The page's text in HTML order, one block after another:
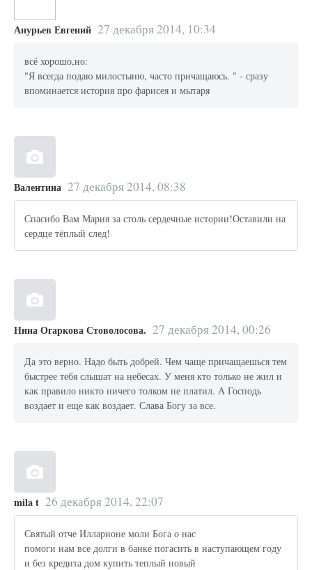
Анурьев Евгений 27 декабря 2014, 10:34
всё хорошо,но:
"Я всегда подаю милостыню, часто причащаюсь. " - сразу
впоминается история про фарисея и мытаря
Валентина 27 декабря 2014, 08:38
Спасибо Вам Мария за столь сердечные истории!Оставили на
сердце тёплый след!
Нина Огаркова Стоволосова. 27 декабря 2014, 00:26
Да это верно. Надо быть добрей. Чем чаще причащаешься тем
быстрее тебя слышат на небесах. У меня кто только не жил и
как правило никто ничего толком не платил. А Господь
воздает и еще как воздает. Слава Богу за все.
mila t 26 декабря 2014, 22:07
Святый отче Илларионе моли Бога о нас
помоги нам все долги в банке погасить в наступающем году
и без кредита дом купить теплый новый